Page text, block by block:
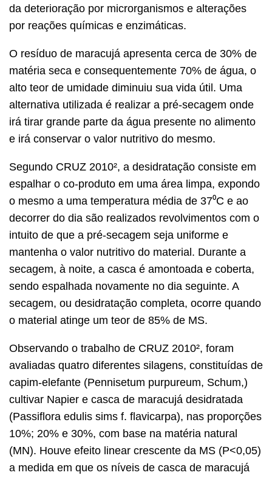
da deterioração por microrganismos e alterações
por reações químicas e enzimáticas.
O resíduo de maracujá apresenta cerca de 30% de
matéria seca e consequentemente 70% de água, o
alto teor de umidade diminuiu sua vida útil. Uma
alternativa utilizada é realizar a pré-secagem onde
irá tirar grande parte da água presente no alimento
e irá conservar o valor nutritivo do mesmo.
Segundo CRUZ 2010², a desidratação consiste em
espalhar o co-produto em uma área limpa, expondo
o mesmo a uma temperatura média de 37⁰C e ao
decorrer do dia são realizados revolvimentos com o
intuito de que a pré-secagem seja uniforme e
mantenha o valor nutritivo do material. Durante a
secagem, à noite, a casca é amontoada e coberta,
sendo espalhada novamente no dia seguinte. A
secagem, ou desidratação completa, ocorre quando
o material atinge um teor de 85% de MS.
Observando o trabalho de CRUZ 2010², foram
avaliadas quatro diferentes silagens, constituídas de
capim-elefante (Pennisetum purpureum, Schum,)
cultivar Napier e casca de maracujá desidratada
(Passiflora edulis sims f. flavicarpa), nas proporções
10%; 20% e 30%, com base na matéria natural
(MN). Houve efeito linear crescente da MS (P<0,05)
a medida em que os níveis de casca de maracujá